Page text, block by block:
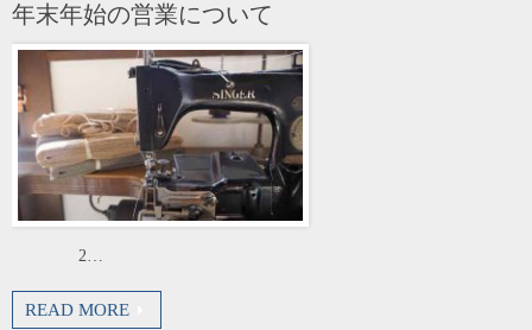
年末年始の営業について
2…
READ MORE